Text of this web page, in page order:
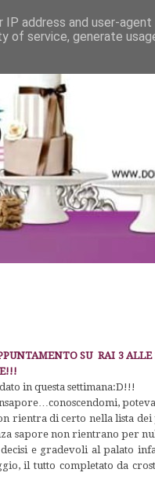
SU RAI 3
in questa settimana:D!!!
poteva
rientra di certo nella lista
sapore non rientrano per
e gradevoli al palato
il tutto completato da
address and user-agent
of service, generate